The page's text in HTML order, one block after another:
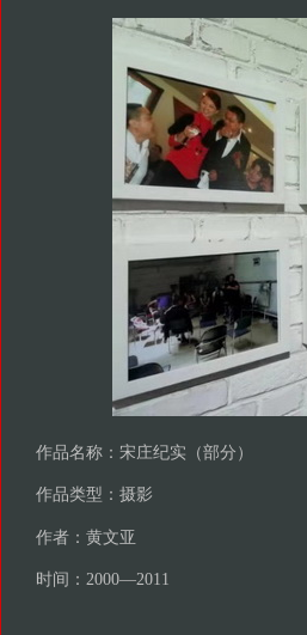
作品名称：宋庄纪实（部分）
作品类型：摄影
作者：黄文亚
时间：2000—2011